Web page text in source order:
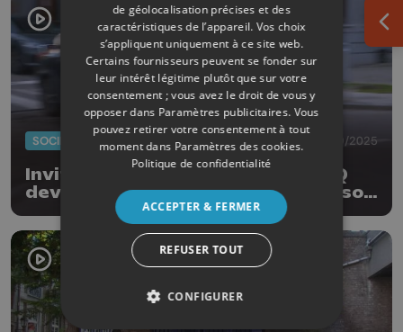
SOCIÉTÉ 25/09/2025
Invité : pour ses 50 ans, le GRACQ
devient AVELLO mais garde bien son
ADN originel
de géolocalisation précises et des
caractéristiques de l’appareil. Vos choix
s’appliquent uniquement à ce site web.
Certains fournisseurs peuvent se fonder sur
leur intérêt légitime plutôt que sur votre
consentement ; vous avez le droit de vous y
opposer dans Paramètres publicitaires. Vous
pouvez retirer votre consentement à tout
moment dans Paramètres des cookies.
Politique de confidentialité
ACCEPTER & FERMER
REFUSER TOUT
CONFIGURER